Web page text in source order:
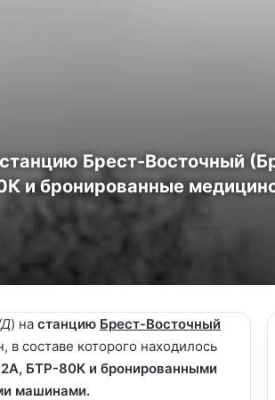
Брест-Восточный
и бронированные
Д) на станцию Брест-Восточный
составе которого находилось
БТР-80К и бронированными
машинами.